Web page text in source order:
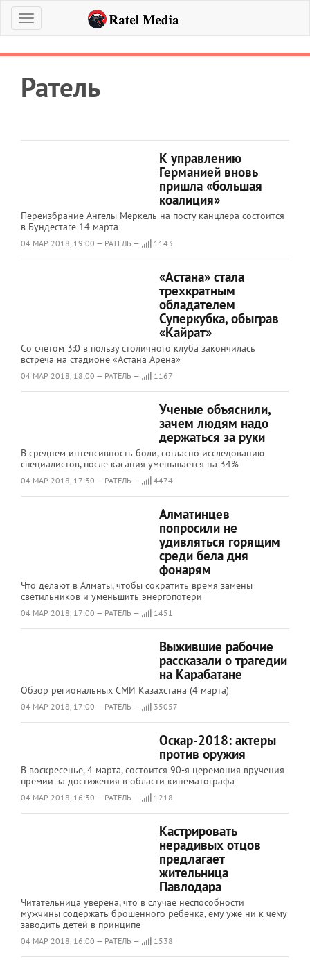
Меню
Ратель
К управлению
Германией вновь
пришла «большая
коалиция»
Переизбрание Ангелы Меркель на посту канцлера состоится
в Бундестаге 14 марта
04 МАР 2018, 19:00 — РАТЕЛЬ — 1143
«Астана» стала
трехкратным
обладателем
Суперкубка, обыграв
«Кайрат»
Со счетом 3:0 в пользу столичного клуба закончилась
встреча на стадионе «Астана Арена»
04 МАР 2018, 18:00 — РАТЕЛЬ — 1167
Ученые объяснили,
зачем людям надо
держаться за руки
В среднем интенсивность боли, согласно исследованию
специалистов, после касания уменьшается на 34%
04 МАР 2018, 17:30 — РАТЕЛЬ — 4474
Алматинцев
попросили не
удивляться горящим
среди бела дня
фонарям
Что делают в Алматы, чтобы сократить время замены
светильников и уменьшить энергопотери
04 МАР 2018, 17:00 — РАТЕЛЬ — 1451
Выжившие рабочие
рассказали о трагедии
на Карабатане
Обзор региональных СМИ Казахстана (4 марта)
04 МАР 2018, 17:00 — РАТЕЛЬ — 35057
Оскар-2018: актеры
против оружия
В воскресенье, 4 марта, состоится 90-я церемония вручения
премии за достижения в области кинематографа
04 МАР 2018, 16:30 — РАТЕЛЬ — 1218
Кастрировать
нерадивых отцов
предлагает
жительница
Павлодара
Читательница уверена, что в случае неспособности
мужчины содержать брошенного ребенка, ему уже ни к чему
заводить детей в принципе
04 МАР 2018, 16:00 — РАТЕЛЬ — 1538